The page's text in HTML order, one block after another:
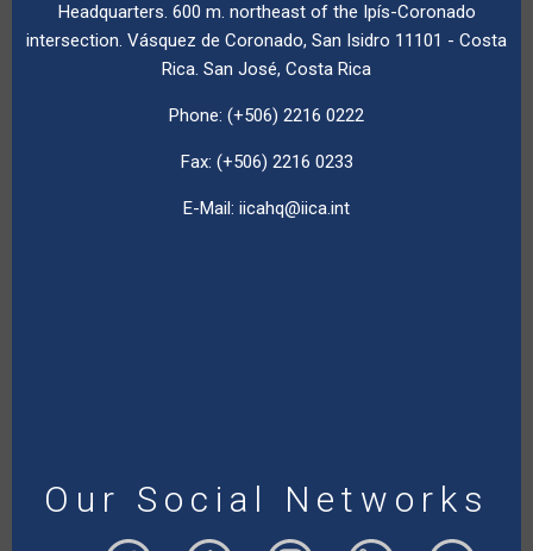
Headquarters. 600 m. northeast of the Ipís-Coronado
intersection. Vásquez de Coronado, San Isidro 11101 - Costa
Rica. San José, Costa Rica
Phone: (+506) 2216 0222
Fax: (+506) 2216 0233
E-Mail: iicahq@iica.int
Our Social Networks